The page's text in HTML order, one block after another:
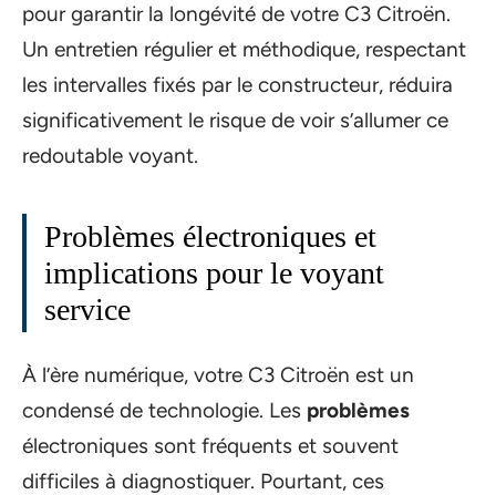
pour garantir la longévité de votre C3 Citroën.
Un entretien régulier et méthodique, respectant
les intervalles fixés par le constructeur, réduira
significativement le risque de voir s’allumer ce
redoutable voyant.
Problèmes électroniques et
implications pour le voyant
service
À l’ère numérique, votre C3 Citroën est un
condensé de technologie. Les problèmes
électroniques sont fréquents et souvent
difficiles à diagnostiquer. Pourtant, ces